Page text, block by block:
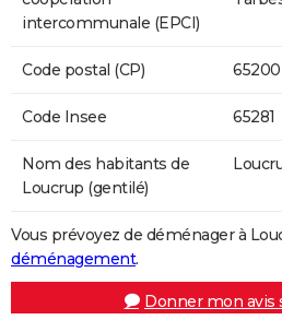
intercommunale (EPCI)
Code postal (CP) 65200
Code Insee 65281
Nom des habitants de
Loucrup (gentilé)
Vous prévoyez de déménager à
déménagement.
Donner mon avis